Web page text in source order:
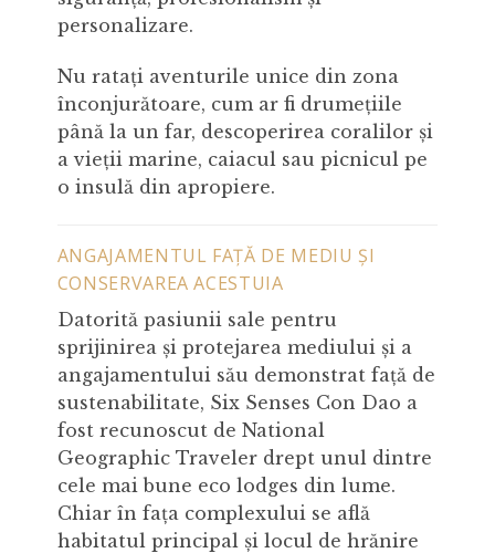
personalizare.
Nu ratați aventurile unice din zona
înconjurătoare, cum ar fi drumețiile
până la un far, descoperirea coralilor și
a vieții marine, caiacul sau picnicul pe
o insulă din apropiere.
ANGAJAMENTUL FAȚĂ DE MEDIU ȘI
CONSERVAREA ACESTUIA
Datorită pasiunii sale pentru
sprijinirea și protejarea mediului și a
angajamentului său demonstrat față de
sustenabilitate, Six Senses Con Dao a
fost recunoscut de National
Geographic Traveler drept unul dintre
cele mai bune eco lodges din lume.
Chiar în fața complexului se află
habitatul principal și locul de hrănire